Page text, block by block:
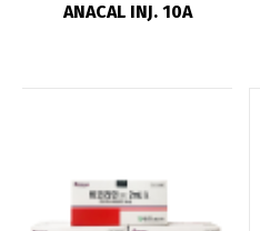
ANACAL INJ. 10A